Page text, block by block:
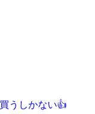
うしかない👍